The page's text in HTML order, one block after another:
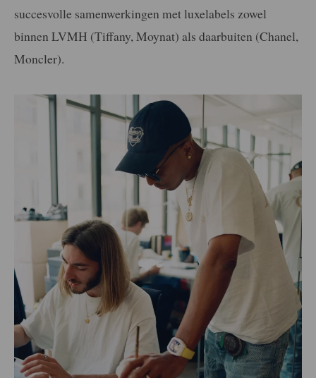
succesvolle samenwerkingen met luxelabels zowel
binnen LVMH (Tiffany, Moynat) als daarbuiten (Chanel,
Moncler).